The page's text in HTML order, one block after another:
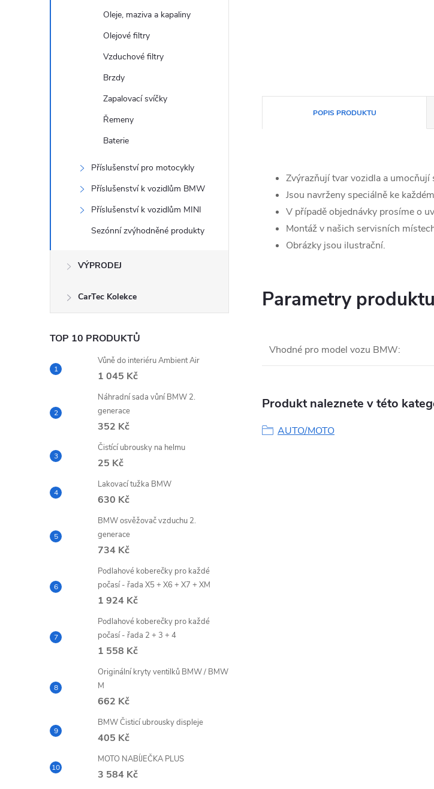
Oleje, maziva a kapaliny
Olejové filtry
Vzduchové filtry
Brzdy
Zapalovací svíčky
Řemeny
Baterie
Příslušenství pro motocykly
Příslušenství k vozidlům BMW
Příslušenství k vozidlům MINI
Sezónní zvýhodněné produkty
VÝPRODEJ
CarTec Kolekce
TOP 10 PRODUKTŮ
Vůně do interiéru Ambient Air
1 045 Kč
Náhradní sada vůní BMW 2.
generace
352 Kč
Čistící ubrousky na helmu
25 Kč
Lakovací tužka BMW
630 Kč
BMW osvěžovač vzduchu 2.
generace
734 Kč
Podlahové koberečky pro každé
počasí - řada X5 + X6 + X7 + XM
1 924 Kč
Podlahové koberečky pro každé
počasí - řada 2 + 3 + 4
1 558 Kč
Originální kryty ventilků BMW / BMW
M
662 Kč
BMW Čisticí ubrousky displeje
405 Kč
MOTO NABÍJEČKA PLUS
3 584 Kč
POPIS PRODUKTU
Zvýrazňují tvar vozidla a umocňují
Jsou navrženy speciálně ke
V případě objednávky prosíme o
Montáž v našich servisních
Obrázky jsou ilustrační.
Parametry
Vhodné pro model vozu BMW:
Produkt naleznete v této
AUTO/MOTO